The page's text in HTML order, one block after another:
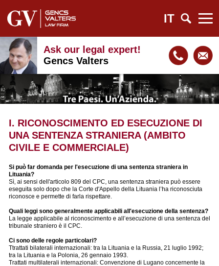
IT
Ask our legal expert!
Gencs Valters
I. RICONOSCIMENTO ED ESECUZIONE DI
UNA SENTENZA STRANIERA (AMBITO
CIVILE E COMMERCIALE)
Si può far domanda per l'esecuzione di una sentenza straniera in
Lituania?
Sì, ai sensi dell'articolo 809 del CPC, una sentenza straniera può essere
eseguita solo dopo che la Corte d'Appello della Lituania l’ha riconosciuta
riconosce e permette di farla rispettare.
Quali leggi sono generalmente applicabili all'esecuzione della sentenza?
La legge applicabile al riconoscimento e all’esecuzione di una sentenza del
tribunale straniero è il CPC.
Ci sono delle regole particolari?
Ttrattati bilaterali internazionali: tra la Lituania e la Russia, 21 luglio 1992;
tra la Lituania e la Polonia, 26 gennaio 1993.
Trattati multilaterali internazionali: Convenzione di Lugano concernente la